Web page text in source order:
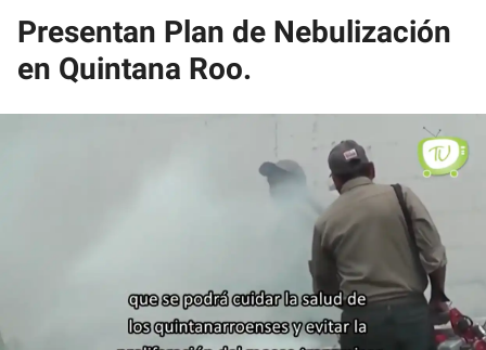
Presentan Plan de Nebulización
en Quintana Roo.